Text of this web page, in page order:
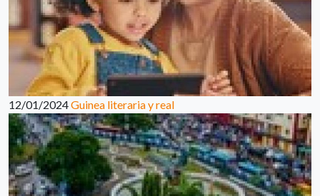
12/01/2024Guinea literaria y real